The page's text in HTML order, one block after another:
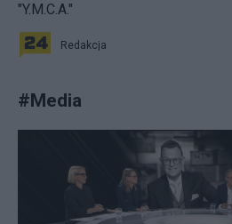
"Y.M.C.A."
Redakcja
#Media